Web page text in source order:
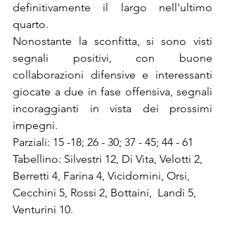
definitivamente il largo nell'ultimo
quarto.
Nonostante la sconfitta, si sono visti
segnali positivi, con buone
collaborazioni difensive e interessanti
giocate a due in fase offensiva, segnali
incoraggianti in vista dei prossimi
impegni.
Parziali: 15 -18; 26 - 30; 37 - 45; 44 - 61
Tabellino: Silvestri 12, Di Vita, Velotti 2,
Berretti 4, Farina 4, Vicidomini, Orsi,
Cecchini 5, Rossi 2, Bottaini,  Landi 5,
Venturini 10.